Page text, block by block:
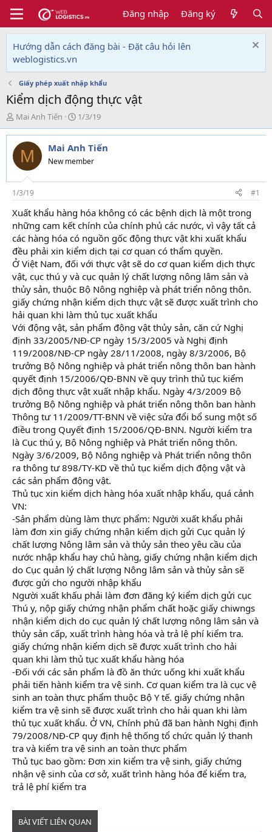
Đăng nhập Đăng ký
Hướng dẫn cách đăng bài - Đặt câu hỏi lên
weblogistics.vn
Giấy phép xuất nhập khẩu
Kiểm dịch động thực vật
T
h
r
e
d
s
t
a
r
t
e
r
Mai Anh Tiến
N
g
à
y
g
i
1/3/19
M Mai Anh Tiến
New member
1/3/19 #1
Xuất khẩu hàng hóa không có các bệnh dịch là một trong
những cam kết chính của chính phủ các nước, vì vậy tất cả
các hàng hóa có nguồn gốc động thực vật khi xuất khẩu
đều phải xin kiểm dịch tại cơ quan có thẩm quyền.
Ở Việt Nam, đối với thực vật sẽ do cơ quan kiểm dịch thực
vật, cục thú y và cục quản lý chất lượng nông lâm sản và
thủy sản, thuộc Bộ Nông nghiệp và phát triển nông thôn.
giấy chứng nhận kiểm dịch thực vật sẽ được xuất trình cho
hải quan khi làm thủ tục xuất khẩu
Với động vật, sản phẩm động vật thủy sản, căn cứ Nghị
định 33/2005/NĐ-CP ngày 15/3/2005 và Nghị định
119/2008/NĐ-CP ngày 28/11/2008, ngày 8/3/2006, Bộ
trưởng Bộ Nông nghiệp và phát triển nông thôn ban hành
quyết định 15/2006/QĐ-BNN về quy trình thủ tục kiểm
dịch động thực vật xuất nhập khẩu. Ngày 4/3/2009 Bộ
trưởng Bộ Nông nghiệp và phát triển nông thôn ban hành
Thông tư 11/2009/TT-BNN về việc sửa đổi bổ sung một số
điều trong Quyết định 15/2006/QĐ-BNN. Người kiểm tra
là Cục thú y, Bộ Nông nghiệp và Phát triển nông thôn.
Ngày 3/6/2009, Bộ Nông nghiệp và Phát triển nông thôn
ra thông tư 898/TY-KD về thủ tục kiểm dịch động vật và
các sản phẩm động vật.
Thủ tục xin kiểm dịch hàng hóa xuất nhập khẩu, quá cảnh
VN:
-Sản phẩm dùng làm thực phẩm: Người xuất khẩu phải
làm đơn xin giấy chứng nhận kiểm dịch gửi Cục quản lý
chất lượng Nông lâm sản và thủy sản theo yêu cầu của
nước nhập khẩu hay chủ hàng, giấy chứng nhận kiểm dịch
do Cục quản lý chất lượng Nông lâm sản và thủy sản sẽ
được gửi cho người nhập khẩu
Người xuất khấu phải làm đơn đăng ký kiểm dịch gửi cục
Thú y, nộp giấy chứng nhận phẩm chất hoặc giấy chiwngs
nhận kiểm dịch do cục quản lý chất lượng nông lâm sản và
thủy sản cấp, xuất trình hàng hóa và trả lệ phí kiểm tra.
giấy chứng nhận kiểm dịch sẽ được xuất trình cho hải
quan khi làm thủ tục xuất khẩu hàng hóa
-Đối với các sản phẩm là đồ ăn thức uống khi xuất khẩu
phải tiến hành kiểm tra vệ sinh. Cơ quan kiểm tra là cục vệ
sinh an toàn thực phẩm thuộc Bộ Y tế. giấy chứng nhận
kiểm tra vệ sinh sẽ được xuất trình cho hải quan khi làm
thủ tục xuất khẩu. Ở VN, Chính phủ đã ban hành Nghị định
79/2008/NĐ-CP quy định hệ thống tổ chức quản lý thanh
tra và kiểm tra vệ sinh an toàn thực phẩm
Thủ tục bao gồm: Đơn xin kiểm tra vệ sinh, giấy chứng
nhận vệ sinh của cơ sở, xuất trình hàng hóa để kiểm tra,
trả lệ phí kiểm tra
BÀI VIẾT LIÊN QUAN